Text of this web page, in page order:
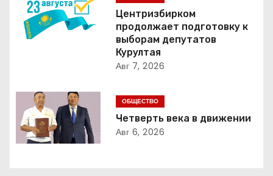
и
я
о
з
а
Центризбирком
продолжает подготовку к
выборам депутатов
Курултая
Авг 7, 2026
ОБЩЕСТВО
Четверть века в движении
Авг 6, 2026